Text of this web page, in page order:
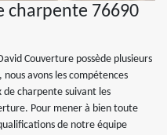
charpente 76690
Couverture possède plusieurs
nous avons les compétences
charpente suivant les
Pour mener à bien toute
de notre équipe